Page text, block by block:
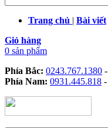
Trang chủ | Bài viết
Giỏ hàng
0 sản phẩm
Phía Bắc: 0243.767.1380 -
Phía Nam: 0931.445.818 -